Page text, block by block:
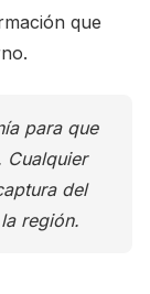
que
para que
Cualquier
del
región.